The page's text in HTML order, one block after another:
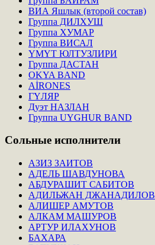
ВИА Яшлык (второй состав)
Группа ДИЛХУШ
Группа ХУМАР
Группа ВИСАЛ
ҮМҮТ ЮЛТУЗЛИРИ
Группа ДАСТАН
OKYA BAND
AİRONES
ГҮЛЯР
Дуэт НАЗЛАН
Группа UYGHUR BAND
Сольные исполнители
АЗИЗ ЗАИТОВ
АДЕЛЬ ШАВДУНОВА
АБДУРАШИТ САБИТОВ
АДИЛЬЖАН ДЖАНАДИЛОВ
АЛИШЕР АМУТОВ
АЛКАМ МАШУРОВ
АРТУР ИЛАХУНОВ
БАХАРА